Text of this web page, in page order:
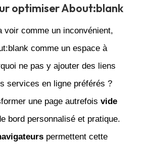
optimiser About:blank
voir comme un inconvénient,
comme un espace à
ne pas y ajouter des liens
services en ligne préférés ?
une page autrefois vide
bord personnalisé et pratique.
permettent cette